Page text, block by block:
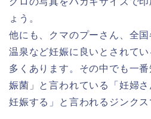
ょう。
他にも、クマのプーさん、全
温泉など妊娠に良いとされて
多くあります。その中でも一
娠菌」と言われている「妊婦
妊娠する」と言われるジンクス